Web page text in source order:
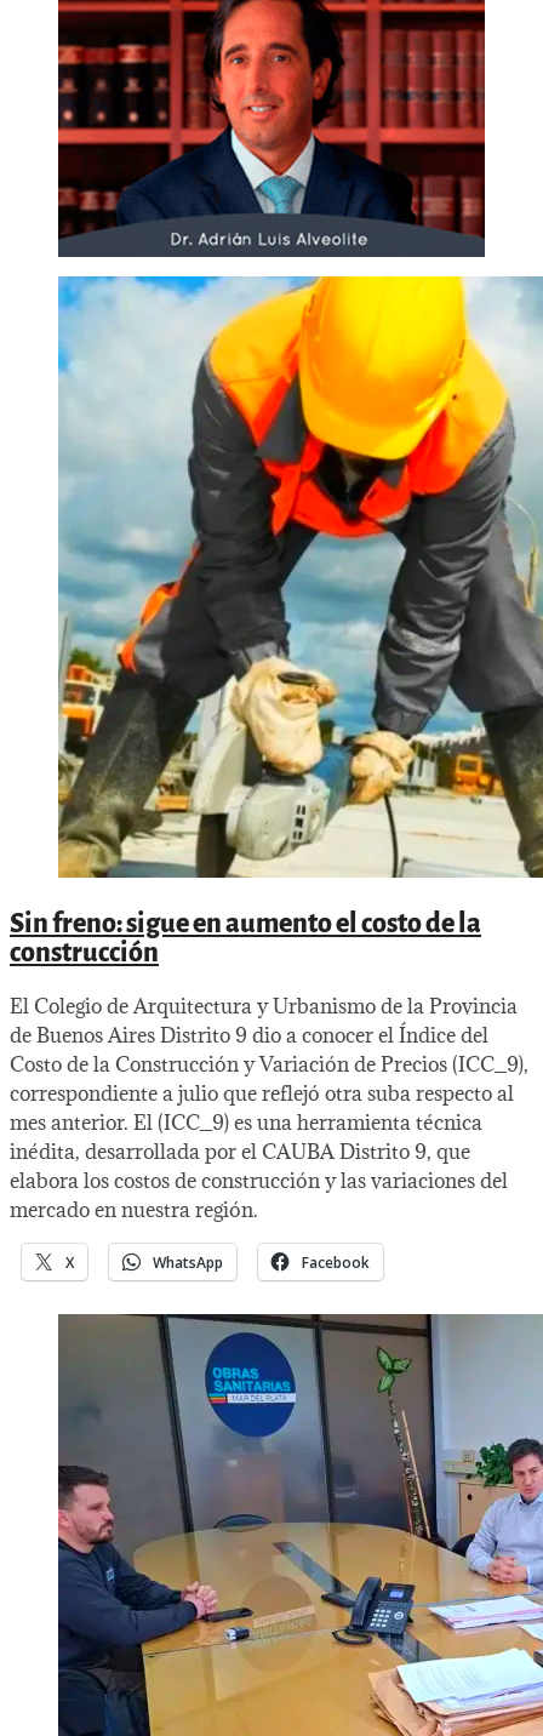
Sin freno: sigue en aumento el costo de la
construcción
El Colegio de Arquitectura y Urbanismo de la Provincia
de Buenos Aires Distrito 9 dio a conocer el Índice del
Costo de la Construcción y Variación de Precios (ICC_9),
correspondiente a julio que reflejó otra suba respecto al
mes anterior. El (ICC_9) es una herramienta técnica
inédita, desarrollada por el CAUBA Distrito 9, que
elabora los costos de construcción y las variaciones del
mercado en nuestra región.
X WhatsApp Facebook